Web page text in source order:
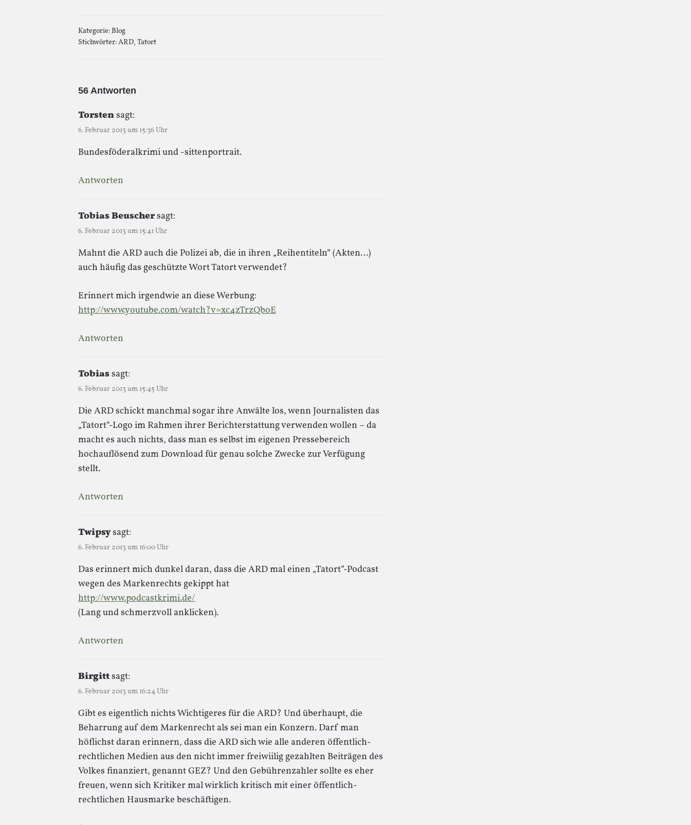
Kategorie:Blog
Stichwörter:ARD, Tatort
56 Antworten
Torstensagt:
6. Februar 2013 um 15:36 Uhr
Bundesföderalkrimi und -sittenportrait.
Antworten
Tobias Beuschersagt:
6. Februar 2013 um 15:41 Uhr
Mahnt die ARD auch die Polizei ab, die in ihren „Reihentiteln“ (Akten…)
auch häufig das geschützte Wort Tatort verwendet?
Erinnert mich irgendwie an diese Werbung:
http://www.youtube.com/watch?v=xc4zTrzQboE
Antworten
Tobiassagt:
6. Februar 2013 um 15:45 Uhr
Die ARD schickt manchmal sogar ihre Anwälte los, wenn Journalisten das
„Tatort“-Logo im Rahmen ihrer Berichterstattung verwenden wollen – da
macht es auch nichts, dass man es selbst im eigenen Pressebereich
hochauflösend zum Download für genau solche Zwecke zur Verfügung
stellt.
Antworten
Twipsysagt:
6. Februar 2013 um 16:00 Uhr
Das erinnert mich dunkel daran, dass die ARD mal einen „Tatort“-Podcast
wegen des Markenrechts gekippt hat
http://www.podcastkrimi.de/
(Lang und schmerzvoll anklicken).
Antworten
Birgittsagt:
6. Februar 2013 um 16:24 Uhr
Gibt es eigentlich nichts Wichtigeres für die ARD? Und überhaupt, die
Beharrung auf dem Markenrecht als sei man ein Konzern. Darf man
höflichst daran erinnern, dass die ARD sich wie alle anderen öffentlich-
rechtlichen Medien aus den nicht immer freiwiilig gezahlten Beiträgen des
Volkes finanziert, genannt GEZ? Und den Gebührenzahler sollte es eher
freuen, wenn sich Kritiker mal wirklich kritisch mit einer öffentlich-
rechtlichen Hausmarke beschäftigen.